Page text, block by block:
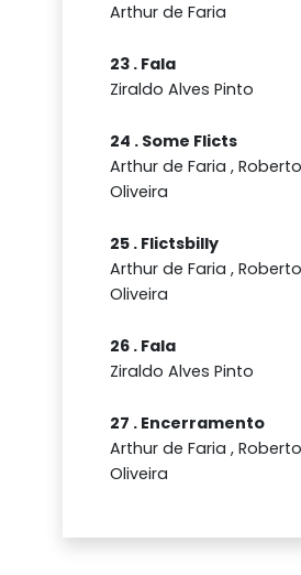
Arthur de Faria
23 . Fala
Ziraldo Alves Pinto
24 . Some Flicts
Arthur de Faria , Roberto
Oliveira
25 . Flictsbilly
Arthur de Faria , Roberto
Oliveira
26 . Fala
Ziraldo Alves Pinto
27 . Encerramento
Arthur de Faria , Roberto
Oliveira